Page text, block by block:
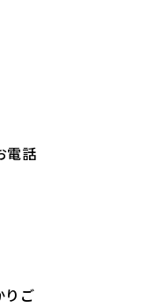
電話
りご